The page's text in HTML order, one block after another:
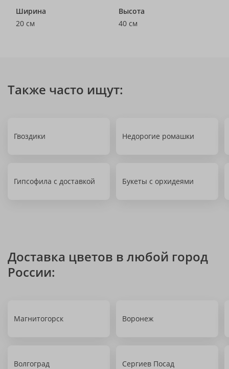
Ширина
20 см
Высота
40 см
Также часто ищут:
Гвоздики Недорогие ромашки
Гипсофила с доставкой Букеты с орхидеями
Доставка цветов в любой город
России:
Магнитогорск Воронеж
Волгоград Сергиев Посад